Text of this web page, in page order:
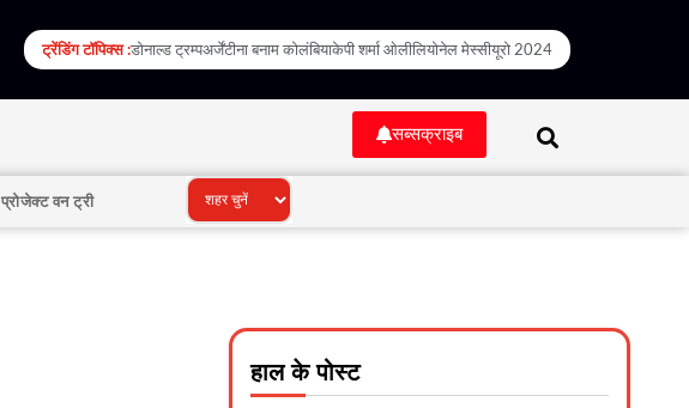
ट्रेंडिंग टॉपिक्स :डोनाल्ड ट्रम्पअर्जेंटीना बनाम कोलंबियाकेपी शर्मा ओलीलियोनेल मेस्सीयूरो 2024
सब्सक्राइब
प्रोजेक्ट वन ट्री
हाल के पोस्ट